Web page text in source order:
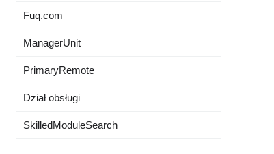
Fuq.com
ManagerUnit
PrimaryRemote
Dział obsługi
SkilledModuleSearch